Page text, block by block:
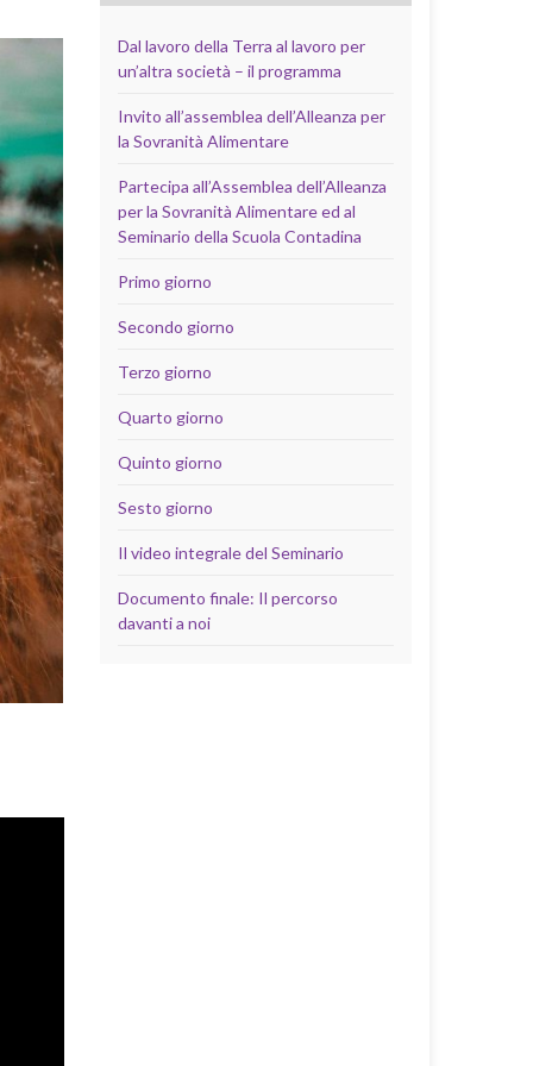
Dal lavoro della Terra al lavoro per
un’altra società – il programma
Invito all’assemblea dell’Alleanza per
la Sovranità Alimentare
Partecipa all’Assemblea dell’Alleanza
per la Sovranità Alimentare ed al
Seminario della Scuola Contadina
Primo giorno
Secondo giorno
Terzo giorno
Quarto giorno
Quinto giorno
Sesto giorno
Il video integrale del Seminario
Documento finale: Il percorso
davanti a noi